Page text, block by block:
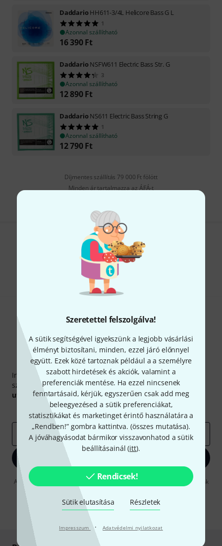
Szeretettel felszolgálva!
A sütik segítségével igyekszünk a legjobb vásárlási
élményt biztosítani, minden, ezzel járó előnnyel
együtt. Ezek közé tartoznak például a a személyre
szabott hirdetések és akciók, valamint a
preferenciák mentése. Ha ezzel nincsenek
fenntartásaid, kérjük, egyszerűen csak add meg
beleegyezésed a sütik preferenciákat,
statisztikákat és marketinget érintő használatára a
„Rendben!” gombra kattintva. (összes mutatása).
A jóváhagyásodat bármikor visszavonhatod a sütik
beállításainál (itt).
Rendicsek!
Sütik elutasítása Részletek
Impresszum · Adatvédelmi nyilatkozat
DaddarioHH611-3/4L Helicore Bass G L
1
Azonnal szállítható
16 390 Ft
DaddarioNSFW611 Electric Bass Str. G
3
Azonnal szállítható
12 890 Ft
DaddarioNS611 Electric Bass String G
1
Azonnal szállítható
12 790 Ft
Díjmentes szállítás 79 000 Ft fölött
Minden ár tartalmazza az ÁFÁ-t
Tetszik, amit látsz?
Súgó & Visszajelzések
Thomann hírlevél
Iratkozz fel a Thomann angol nyelvű hírlevelére, és kis
szerencsével megnyerheted a50egyenként50 € értékű
utalványegyikét.
Inspiráló gondolatok
Akciók Thomann
e-mail cím*
A "Bejelentkezés" gombra kattintva elfogadja, hogy e-mailben küldjünk
önnek hirdetéseket. Bármikor leiratkozhat erről. A hírlevélről további
információkat az
data protection guideline
-ben talál.
* Kitöltés kötelező